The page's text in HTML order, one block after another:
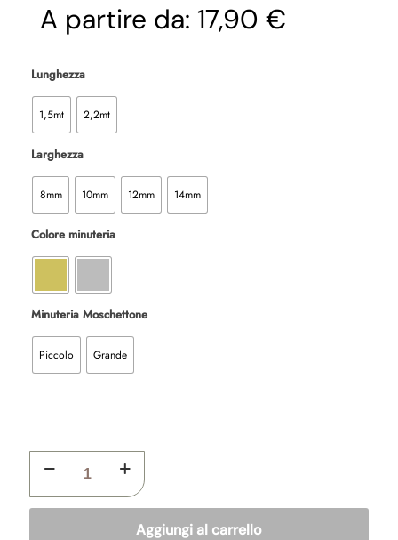
A partire da: 17,90 €
Lunghezza
1,5mt 2,2mt
Larghezza
8mm 10mm 12mm 14mm
Colore minuteria
Minuteria Moschettone
Piccolo Grande
LUNGHINA
"LINEA
DRESSEUR"
SENZA
MANIGLIA
Aggiungi al carrello